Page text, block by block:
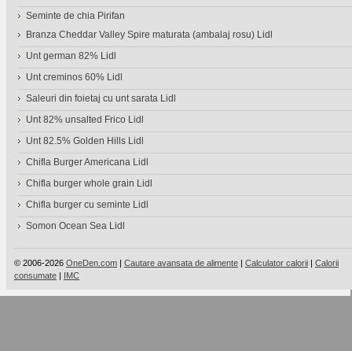
Seminte de chia Pirifan
Branza Cheddar Valley Spire maturata (ambalaj rosu) Lidl
Unt german 82% Lidl
Unt creminos 60% Lidl
Saleuri din foietaj cu unt sarata Lidl
Unt 82% unsalted Frico Lidl
Unt 82.5% Golden Hills Lidl
Chifla Burger Americana Lidl
Chifla burger whole grain Lidl
Chifla burger cu seminte Lidl
Somon Ocean Sea Lidl
© 2006-2026 OneDen.com | Cautare avansata de alimente | Calculator calorii | Calorii
consumate | IMC